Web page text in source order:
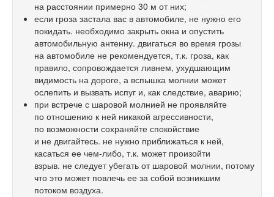
на расстоянии примерно 30 м от них;
если гроза застала вас в автомобиле, не нужно его
покидать. необходимо закрыть окна и опустить
автомобильную антенну. двигаться во время грозы
на автомобиле не рекомендуется, т.к. гроза, как
правило, сопровождается ливнем, ухудшающим
видимость на дороге, а вспышка молнии может
ослепить и вызвать испуг и, как следствие, аварию;
при встрече с шаровой молнией не проявляйте
по отношению к ней никакой агрессивности,
по возможности сохраняйте спокойствие
и не двигайтесь. не нужно приближаться к ней,
касаться ее чем-либо, т.к. может произойти
взрыв. не следует убегать от шаровой молнии, потому
что это может повлечь ее за собой возникшим
потоком воздуха.